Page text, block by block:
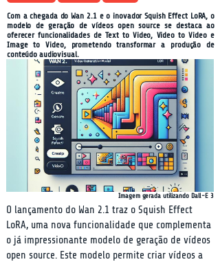
Com a chegada do Wan 2.1 e o inovador Squish Effect LoRA, o
modelo de geração de vídeos open source se destaca ao
oferecer funcionalidades de Text to Video, Video to Video e
Image to Video, prometendo transformar a produção de
conteúdo audiovisual.
Imagem gerada utilizando Dall-E 3
O lançamento do Wan 2.1 traz o Squish Effect
LoRA, uma nova funcionalidade que complementa
o já impressionante modelo de geração de vídeos
open source. Este modelo permite criar vídeos a